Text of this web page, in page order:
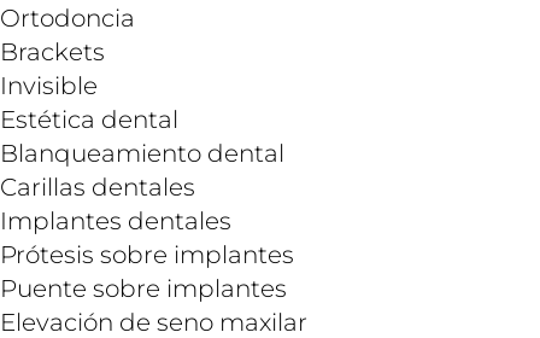
Ortodoncia
Brackets
Invisible
Estética dental
Blanqueamiento dental
Carillas dentales
Implantes dentales
Prótesis sobre implantes
Puente sobre implantes
Elevación de seno maxilar